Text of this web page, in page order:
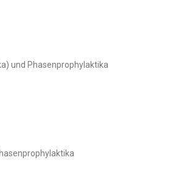
und Phasenprophylaktika